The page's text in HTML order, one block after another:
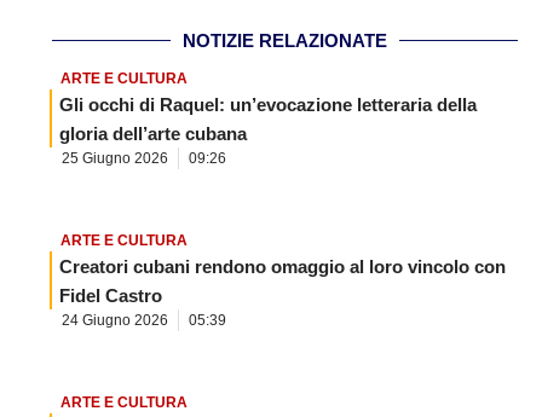
NOTIZIE RELAZIONATE
ARTE E CULTURA
Gli occhi di Raquel: un’evocazione letteraria della
gloria dell’arte cubana
25 Giugno 2026 09:26
ARTE E CULTURA
Creatori cubani rendono omaggio al loro vincolo con
Fidel Castro
24 Giugno 2026 05:39
ARTE E CULTURA